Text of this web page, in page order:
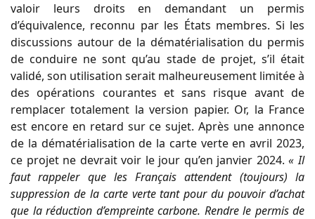
valoir leurs droits en demandant un permis
d’équivalence, reconnu par les États membres. Si les
discussions autour de la dématérialisation du permis
de conduire ne sont qu’au stade de projet, s’il était
validé, son utilisation serait malheureusement limitée à
des opérations courantes et sans risque avant de
remplacer totalement la version papier. Or, la France
est encore en retard sur ce sujet. Après une annonce
de la dématérialisation de la carte verte en avril 2023,
ce projet ne devrait voir le jour qu’en janvier 2024.« Il
faut rappeler que les Français attendent (toujours) la
suppression de la carte verte tant pour du pouvoir d’achat
que la réduction d’empreinte carbone. Rendre le permis de